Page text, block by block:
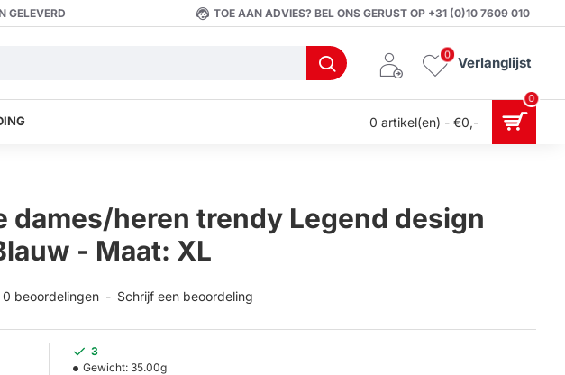
GELEVERD TOE AAN ADVIES? BEL ONS GERUST OP +31 (0)10 7609 010
Verlanglijst
0
0 artikel(en) - €0,-
0
dames/heren trendy Legend design
- Maat: XL
0 beoordelingen - Schrijf een beoordeling
3
Gewicht: 35.00g